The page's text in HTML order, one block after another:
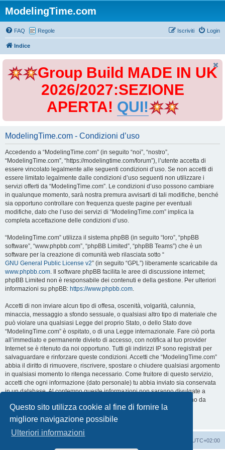
Questo sito utilizza cookie al fine di fornire la
migliore navigazione possibile
Ulteriori informazioni
ModelingTime.com
FAQ Regole Login
Iscriviti
Indice
Group Build MADE IN UK
2026/2027:SEZIONE
APERTA! QUI!
ModelingTime.com - Condizioni d’uso
Accedendo a “ModelingTime.com” (in seguito “noi”, “nostro”,
“ModelingTime.com”, “https://modelingtime.com/forum”), l’utente accetta di
essere vincolato legalmente alle seguenti condizioni d’uso. Se non accetti di
essere limitato legalmente dalle condizioni d’uso seguenti non utilizzare i
servizi offerti da “ModelingTime.com”. Le condizioni d’uso possono cambiare
in qualunque momento, sarà nostra premura avvisarti di tali modifiche, benché
sia opportuno controllare con frequenza queste pagine per eventuali
modifiche, dato che l’uso dei servizi di “ModelingTime.com” implica la
completa accettazione delle condizioni d’uso.
“ModelingTime.com” utilizza il sistema phpBB (in seguito “loro”, “phpBB
software”, “www.phpbb.com”, “phpBB Limited”, “phpBB Teams”) che è un
software per la creazione di comunità web rilasciata sotto “
GNU General Public License v2” (in seguito “GPL”) liberamente scaricabile da
www.phpbb.com. Il software phpBB facilita le aree di discussione internet;
phpBB Limited non è responsabile dei contenuti e della gestione. Per ulteriori
informazioni su phpBB: https://www.phpbb.com.
Accetti di non inviare alcun tipo di offesa, oscenità, volgarità, calunnia,
minaccia, messaggio a sfondo sessuale, o qualsiasi altro tipo di materiale che
può violare una qualsiasi Legge del proprio Stato, o dello Stato dove
“ModelingTime.com” è ospitato, o di una Legge internazionale. Fare ciò porta
all’immediato e permanente divieto di accesso, con notifica al tuo provider
Internet se è ritenuto da noi opportuno. Tutti gli indirizzi IP sono registrati per
salvaguardare e rinforzare queste condizioni. Accetti che “ModelingTime.com”
abbia il diritto di rimuovere, riscrivere, spostare o chiudere qualsiasi argomento
in qualsiasi momento lo ritenga necessario. Come fruitore di questo servizio,
accetti che ogni informazione (dato personale) tu abbia inviato sia conservata
in un database. Al contempo queste informazioni non saranno divulgate a
nessuno senza il tuo consenso, né “ModelingTime.com” o phpBB sono da
ritenersi responsabili per qualsiasi violazione al sistema che possa
compromettere queste informazioni.
UTC+02:00